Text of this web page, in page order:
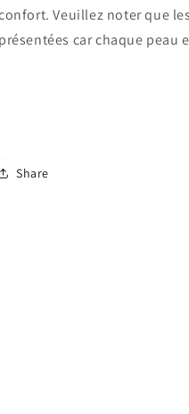
Veuillez noter que
présentées car chaque peau
Share
vos articles précédemment